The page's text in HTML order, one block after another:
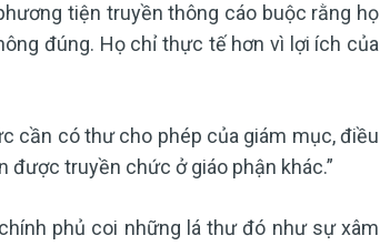
tiện truyền thông cáo buộc rằng họ
đúng. Họ chỉ thực tế hơn vì lợi ích của
cần có thư cho phép của giám mục, điều
được truyền chức ở giáo phận khác.”
phủ coi những lá thư đó như sự xâm